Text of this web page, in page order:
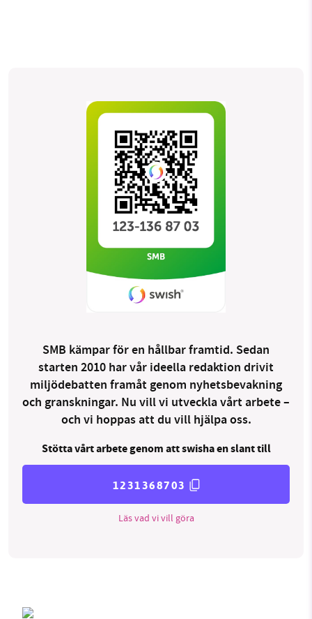
SMB kämpar för en hållbar framtid. Sedan
starten 2010 har vår ideella redaktion drivit
miljödebatten framåt genom nyhetsbevakning
och granskningar. Nu vill vi utveckla vårt arbete –
och vi hoppas att du vill hjälpa oss.
Stötta vårt arbete genom att swisha en slant till
1231368703
Läs vad vi vill göra